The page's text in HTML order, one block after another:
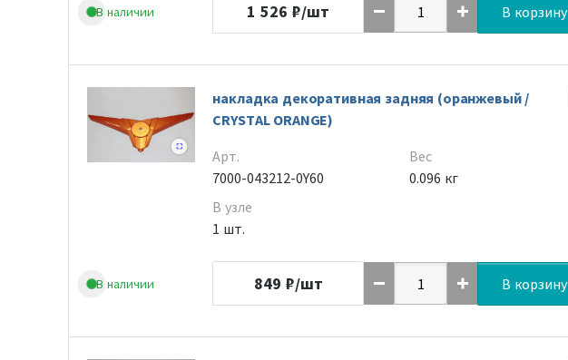
В наличии 1 526 ₽/шт В корзину
В наличии
накладка декоративная задняя (оранжевый /
CRYSTAL ORANGE)
Арт.
7000-043212-0Y60
В узле
1 шт.
Вес
0.096 кг
849 ₽/шт В корзину